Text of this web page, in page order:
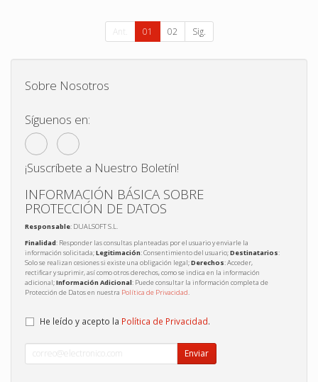
Ant. 01 02 Sig.
Sobre Nosotros
Síguenos en:
¡Suscríbete a Nuestro Boletín!
INFORMACIÓN BÁSICA SOBRE
PROTECCIÓN DE DATOS
Responsable: DUALSOFT S.L.
Finalidad: Responder las consultas planteadas por el usuario y enviarle la
información solicitada;Legitimación: Consentimiento del usuario;Destinatarios:
Solo se realizan cesiones si existe una obligación legal;Derechos: Acceder,
rectificar y suprimir, así como otros derechos, como se indica en la información
adicional;Información Adicional: Puede consultar la información completa de
Protección de Datos en nuestra Política de Privacidad.
He leído y acepto la Política de Privacidad.
Enviar